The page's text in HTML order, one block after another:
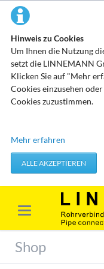
Hinweis zu Cookies
Um Ihnen die Nutzung
setzt die LINNEMANN
Klicken Sie auf "Mehr
Cookies einzusehen
Cookies zuzustimmen.
Technisch erforderliche
werden verwendet um
Festlegen Ihrer
Erforderliche
Marketing & Analyse
ausgewertet werden.
sogenannten
Mehr erfahren
ALLE AKZEPTIEREN
Shop